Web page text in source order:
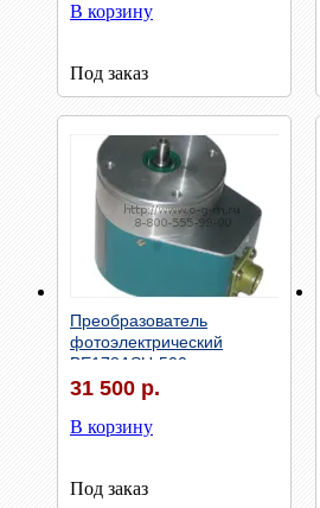
В корзину
Под заказ
Быстрый просмотр
Преобразователь
фотоэлектрический
ВЕ178АSU-500
31 500 р.
В корзину
Под заказ